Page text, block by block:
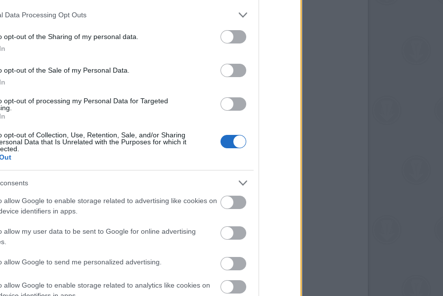
Data Processing Opt Outs
opt-out of the Sharing of my personal data.
opt-out of the Sale of my Personal Data.
opt-out of processing my Personal Data for Targeted
opt-out of Collection, Use, Retention, Sale, and/or Sharing
Data that Is Unrelated with the Purposes for which it
allow Google to enable storage related to advertising like cookies on
identifiers in apps.
allow my user data to be sent to Google for online advertising
allow Google to send me personalized advertising.
allow Google to enable storage related to analytics like cookies on
azonnal szerződtette a Magyar Állami
repertoárján elfért a teljes zenetörténet,
), aManon Lescautcímszerepe, Pamina (
(
A rózsalovag), Marcellina (Fidelio), Woglinde (A Rajna
volt a Székely fonó leányának és Kodály
tanára volt 1986-tól, majd 2000-től öt
pedig egyetemi docens. Művészi munkáját
érdemes művész címmel ismerték el.
Énekes